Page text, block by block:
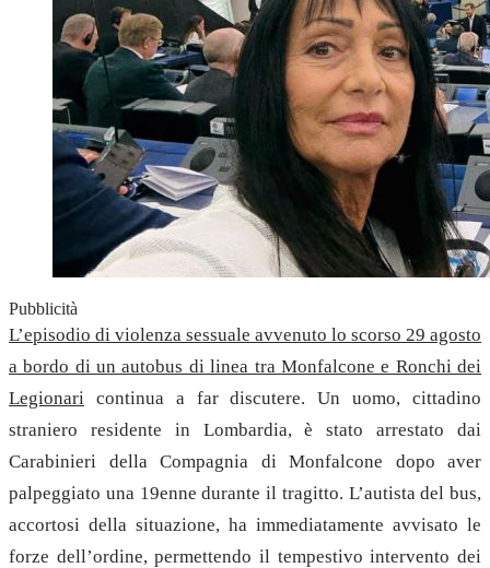
Pubblicità
L’episodio di violenza sessuale avvenuto lo scorso 29 agosto
a bordo di un autobus di linea tra Monfalcone e Ronchi dei
Legionari continua a far discutere. Un uomo, cittadino
straniero residente in Lombardia, è stato arrestato dai
Carabinieri della Compagnia di Monfalcone dopo aver
palpeggiato una 19enne durante il tragitto. L’autista del bus,
accortosi della situazione, ha immediatamente avvisato le
forze dell’ordine, permettendo il tempestivo intervento dei